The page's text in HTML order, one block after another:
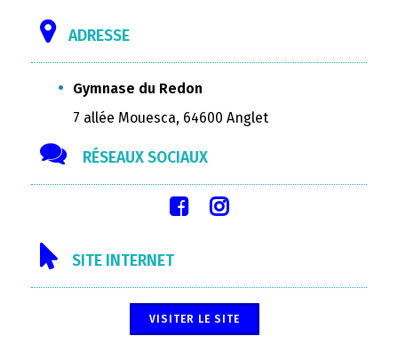
ADRESSE
Gymnase du Redon
7 allée Mouesca, 64600 Anglet
RÉSEAUX SOCIAUX
SITE INTERNET
VISITER LE SITE